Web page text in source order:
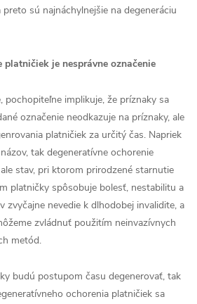
sú najnáchylnejšie na degeneráciu
platničiek je nesprávne označenie
pochopiteľne implikuje, že príznaky sa
označenie neodkazuje na príznaky, ale
platničiek za určitý čas. Napriek
tak degeneratívne ochorenie
stav, pri ktorom prirodzené starnutie
platničky spôsobuje bolesť, nestabilitu a
zvyčajne nevedie k dlhodobej invalidite, a
zvládnuť použitím neinvazívnych
metód.
budú postupom času degenerovať, tak
ochorenia platničiek sa